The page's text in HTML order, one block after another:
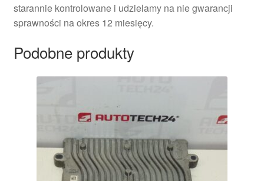
starannie kontrolowane i udzielamy na nie gwarancji
sprawności na okres 12 miesięcy.
Podobne produkty